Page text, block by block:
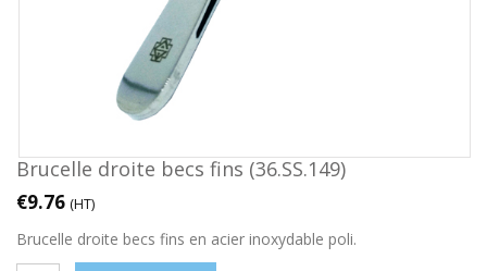
Brucelle droite becs fins (36.SS.149)
€9.76 (HT)
Brucelle droite becs fins en acier inoxydable poli.